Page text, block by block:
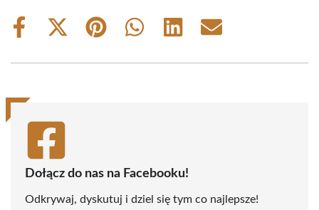
Share
Share
(Twitter)
Share
Share
Share
Share
Dołącz do nas na Facebooku!
Odkrywaj, dyskutuj i dziel się tym co najlepsze!